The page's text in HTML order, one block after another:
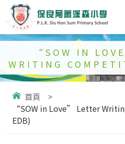
“SOW IN
WRITING
首頁
>
“SOW in Love” Letter
EDB)